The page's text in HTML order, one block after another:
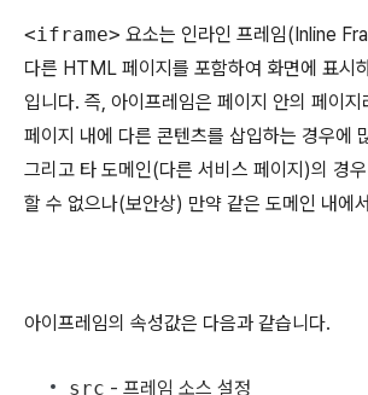
<iframe> 요소는 인라인 프레임(Inline
다른 HTML 페이지를 포함하여 화면에 표시
입니다. 즉, 아이프레임은 페이지 안의 페이
페이지 내에 다른 콘텐츠를 삽입하는 경우에
그리고 타 도메인(다른 서비스 페이지)의 경
할 수 없으나(보안상) 만약 같은 도메인 내에
아이프레임의 속성값은 다음과 같습니다.
src - 프레임 소스 설정